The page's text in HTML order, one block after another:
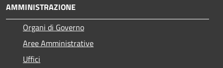
AMMINISTRAZIONE
Organi di Governo
Aree Amministrative
Uffici